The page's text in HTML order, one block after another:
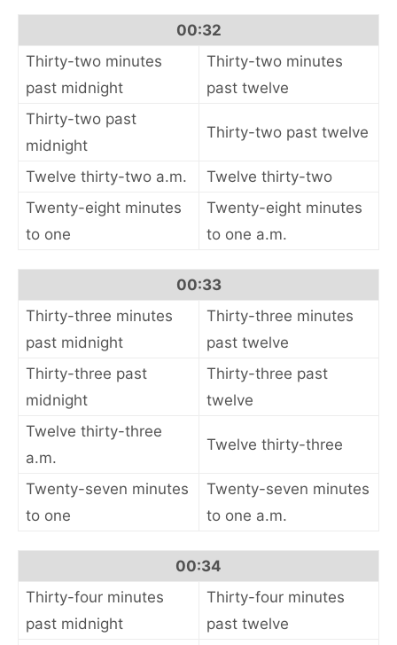
00:32
Thirty-two minutes
past midnight
Thirty-two minutes
past twelve
Thirty-two past
midnight
Thirty-two past twelve
Twelve thirty-two a.m.
Twelve thirty-two
Twenty-eight minutes
to one
Twenty-eight minutes
to one a.m.
00:33
Thirty-three minutes
past midnight
Thirty-three minutes
past twelve
Thirty-three past
midnight
Thirty-three past
twelve
Twelve thirty-three
a.m.
Twelve thirty-three
Twenty-seven minutes
to one
Twenty-seven minutes
to one a.m.
00:34
Thirty-four minutes
past midnight
Thirty-four minutes
past twelve